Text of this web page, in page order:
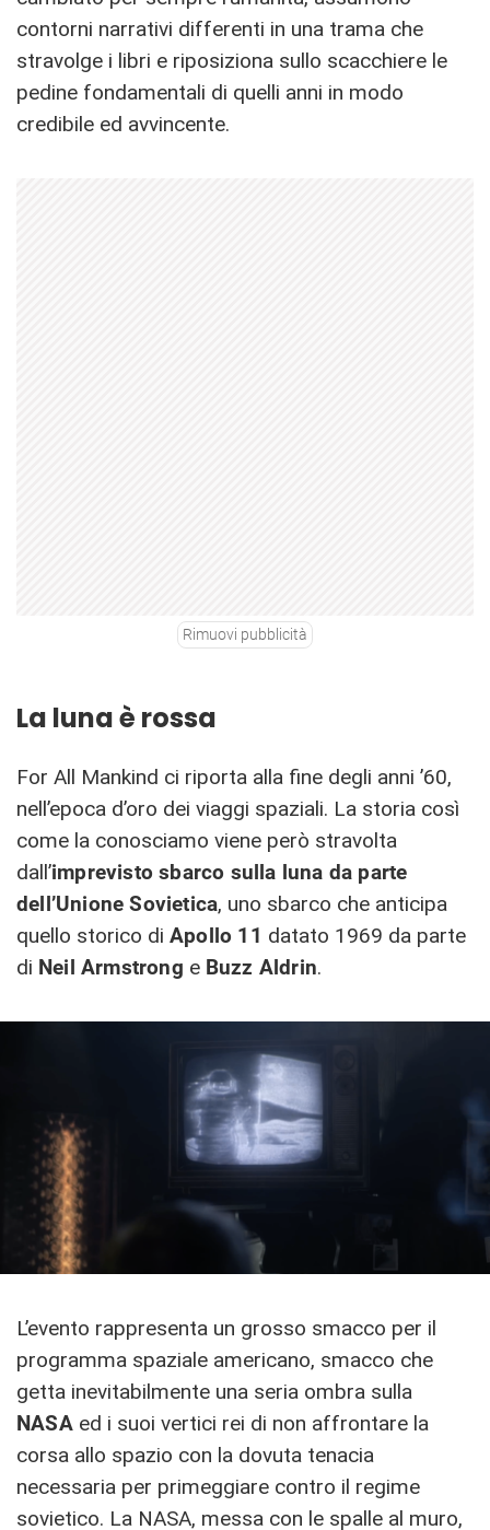
contorni narrativi differenti in una trama che
stravolge i libri e riposiziona sullo scacchiere le
pedine fondamentali di quelli anni in modo
credibile ed avvincente.
Rimuovi pubblicità
La luna è rossa
For All Mankind ci riporta alla fine degli anni ’60,
nell’epoca d’oro dei viaggi spaziali. La storia così
come la conosciamo viene però stravolta
dall’imprevisto sbarco sulla luna da parte
dell’Unione Sovietica, uno sbarco che anticipa
quello storico di Apollo 11 datato 1969 da parte
di Neil Armstrong e Buzz Aldrin.
L’evento rappresenta un grosso smacco per il
programma spaziale americano, smacco che
getta inevitabilmente una seria ombra sulla
NASAed i suoi vertici rei di non affrontare la
corsa allo spazio con la dovuta tenacia
necessaria per primeggiare contro il regime
sovietico. La NASA, messa con le spalle al muro,